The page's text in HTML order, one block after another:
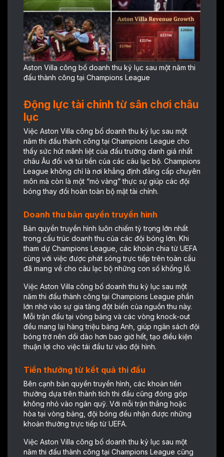
Aston Villa công bố doanh thu kỷ lục sau một năm thi
đấu thành công tại Champions League
Động lực tài chính từ sân chơi châu
lục
Việc Aston Villa công bố doanh thu kỷ lục sau một
năm thi đấu thành công tại Champions League cho
thấy sức hút mãnh liệt của đấu trường danh giá nhất
châu Âu đối với túi tiền của các câu lạc bộ. Champions
League không chỉ là nơi khẳng định đẳng cấp chuyên
môn mà còn là một “mỏ vàng” thực sự giúp các đội
bóng thay đổi hoàn toàn bộ mặt tài chính.
Doanh thu bản quyền truyền hình
Bản quyền truyền hình luôn chiếm tỷ trọng lớn nhất
trong cấu trúc doanh thu của các đội bóng lớn. Khi
tham dự Champions League, các khoản chia từ UEFA
cùng với việc được phát sóng trực tiếp trên toàn cầu
đã mang về cho câu lạc bộ những con số khổng lồ.
Việc Aston Villa công bố doanh thu kỷ lục sau một
năm thi đấu thành công tại Champions League phần
lớn nhờ vào sự gia tăng đột biến của nguồn thu này.
Mỗi trận đấu tại vòng bảng và các vòng knock-out
đều mang lại hàng triệu bảng Anh, giúp ngân sách đội
bóng trở nên dồi dào hơn bao giờ hết, tạo điều kiện
thuận lợi cho việc tái đầu tư vào đội hình.
Tiền thưởng từ kết quả thi đấu
Bên cạnh bản quyền truyền hình, các khoản tiền
thưởng dựa trên thành tích thi đấu cũng đóng góp
không nhỏ vào ngân quỹ. Với mỗi trận thắng hoặc
hòa tại vòng bảng, đội bóng đều nhận được những
khoản thưởng trực tiếp từ UEFA.
Việc Aston Villa công bố doanh thu kỷ lục sau một
năm thi đấu thành công tại Champions League cũng